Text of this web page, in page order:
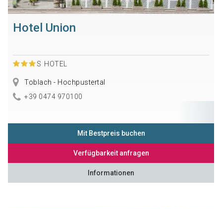
Hotel Union
S HOTEL
Toblach - Hochpustertal
+39 0474 970100
Mit Bestpreis buchen
Verfügbarkeit anfragen
Informationen